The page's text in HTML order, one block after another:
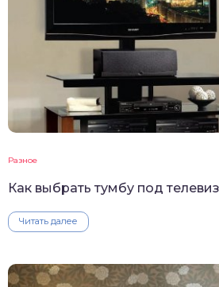
Разное
Как выбрать тумбу под
Читать далее